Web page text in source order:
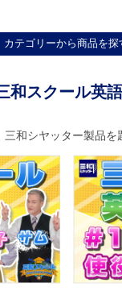
カテゴリーから商品を探
和スクール英
和シヤッター製品を